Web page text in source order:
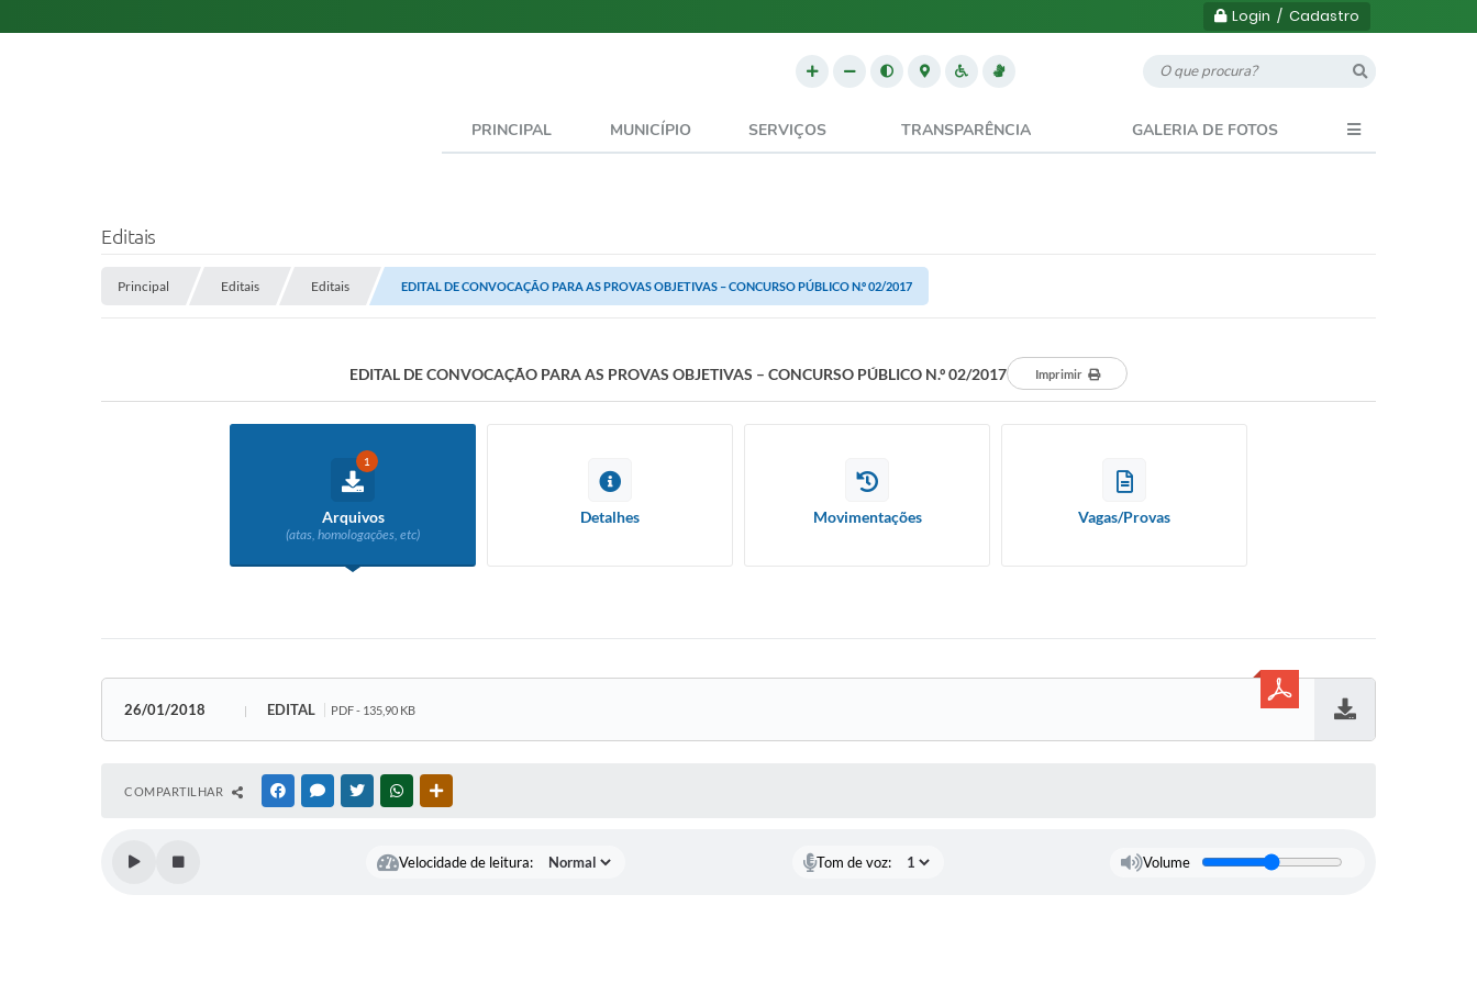
Login / Cadastro
PRINCIPAL MUNICÍPIO SERVIÇOS TRANSPARÊNCIA GALERIA DE FOTOS
Editais
Principal Editais Editais EDITAL DE CONVOCAÇÃO PARA AS PROVAS OBJETIVAS – CONCURSO PÚBLICO N.º 02/2017
EDITAL DE CONVOCAÇÃO PARA AS PROVAS OBJETIVAS – CONCURSO PÚBLICO N.º 02/2017 Imprimir
1
Arquivos
(atas, homologações, etc)
Detalhes Movimentações Vagas/Provas
26/01/2018 EDITAL PDF - 135,90 KB
COMPARTILHAR FACEBOOKMESSENGER
TWITTERWHATSAPP
Velocidade de leitura: Tom de voz: Volume